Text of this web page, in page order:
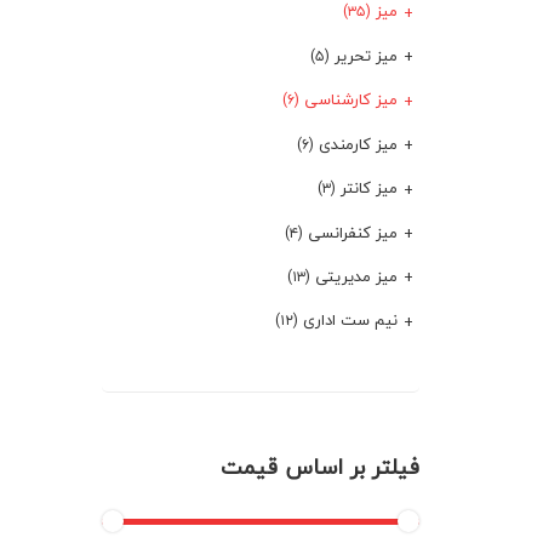
میز (۳۵)
میز تحریر (۵)
میز کارشناسی (۶)
میز کارمندی (۶)
میز کانتر (۳)
میز کنفرانسی (۴)
میز مدیریتی (۱۳)
نیم ست اداری (۱۲)
فیلتر بر اساس قیمت